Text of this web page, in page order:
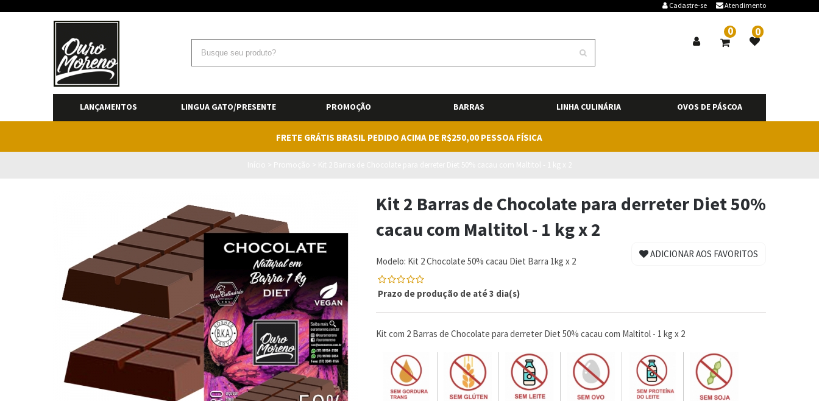
Atendimento
Cadastre-se
0 0
LANÇAMENTOS LINGUA GATO/PRESENTE PROMOÇÃO BARRAS LINHA CULINÁRIA OVOS DE PÁSCOA
FRETE GRÁTIS BRASIL PEDIDO ACIMA DE R$250,00 PESSOA FÍSICA
Kit 2 Barras de Chocolate para derreter Diet 50%
cacau com Maltitol - 1 kg x 2
ADICIONAR AOS FAVORITOS
Modelo: Kit 2 Chocolate 50% cacau Diet Barra 1kg x 2
0
5
com
0
Prazo de produção de até 3 dia(s)
Kit com 2 Barras de Chocolate para derreter Diet 50% cacau com Maltitol - 1 kg x 2